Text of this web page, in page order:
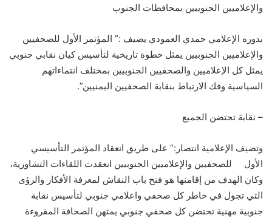
والإعلاميين الجنوبيين بمحافظات الجنوب
بدوره الإعلامي حمدي العمودي يضيف :” المؤتمر الأول للصحفيين
والإعلاميين الجنوبيين يمثل خطوة تاريخية لتأسيس كيان نقابي جنوبي
يمثل كل الإعلاميين والصحفيين الجنوبيين بمختلف انتماءاتهم
السياسية وفك الارتباط بنقابة الصحفيين اليمنيين”.
– نقابة تحتضن الجميع
وتضيف الإعلامية انتصار:” على طريق انعقاد المؤتمر التأسيسي
الأول للصحفيين والإعلاميين الجنوبيين انعقدت اللقاءات التشاورية،
وكان الهدف من إقامتها هو فتح باب النقاش لمعرفة الأفكار والرؤى
التي تجول في خاطر كل صحفي واعلامي جنوبي لتأسيس نقابة
جنوبية مهنية تحتضن كل صحفي جنوبي يمتهن الصحافة المقروءة